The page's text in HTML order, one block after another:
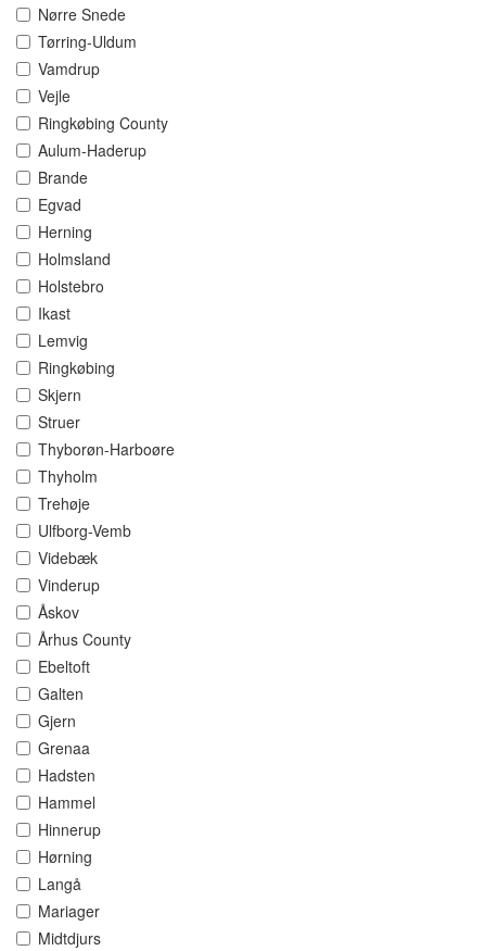
Nørre Snede
Tørring-Uldum
Vamdrup
Vejle
Ringkøbing County
Aulum-Haderup
Brande
Egvad
Herning
Holmsland
Holstebro
Ikast
Lemvig
Ringkøbing
Skjern
Struer
Thyborøn-Harboøre
Thyholm
Trehøje
Ulfborg-Vemb
Videbæk
Vinderup
Åskov
Århus County
Ebeltoft
Galten
Gjern
Grenaa
Hadsten
Hammel
Hinnerup
Hørning
Langå
Mariager
Midtdjurs